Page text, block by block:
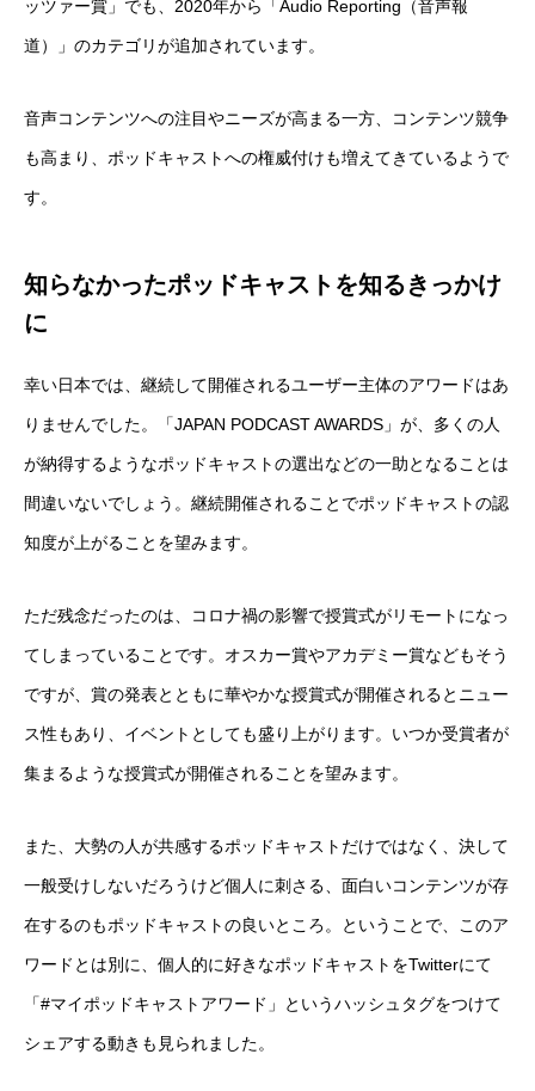
ッツァー賞」でも、2020年から「Audio Reporting（音声報
道）」のカテゴリが追加されています。
音声コンテンツへの注目やニーズが高まる一方、コンテンツ競争
も高まり、ポッドキャストへの権威付けも増えてきているようで
す。
知らなかったポッドキャストを知るきっかけ
に
幸い日本では、継続して開催されるユーザー主体のアワードはあ
りませんでした。「JAPAN PODCAST AWARDS」が、多くの人
が納得するようなポッドキャストの選出などの一助となることは
間違いないでしょう。継続開催されることでポッドキャストの認
知度が上がることを望みます。
ただ残念だったのは、コロナ禍の影響で授賞式がリモートになっ
てしまっていることです。オスカー賞やアカデミー賞などもそう
ですが、賞の発表とともに華やかな授賞式が開催されるとニュー
ス性もあり、イベントとしても盛り上がります。いつか受賞者が
集まるような授賞式が開催されることを望みます。
また、大勢の人が共感するポッドキャストだけではなく、決して
一般受けしないだろうけど個人に刺さる、面白いコンテンツが存
在するのもポッドキャストの良いところ。ということで、このア
ワードとは別に、個人的に好きなポッドキャストをTwitterにて
「#マイポッドキャストアワード」というハッシュタグをつけて
シェアする動きも見られました。